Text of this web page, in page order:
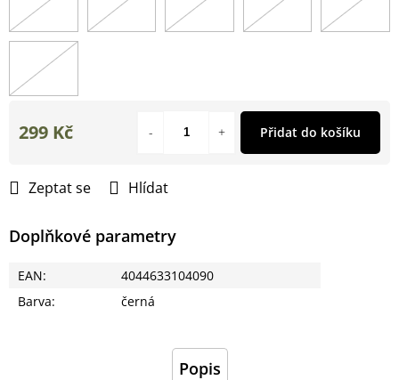
Zeptat se Hlídat
Doplňkové parametry
EAN:
4044633104090
Barva: černá
299 Kč Přidat do košíku
Popis